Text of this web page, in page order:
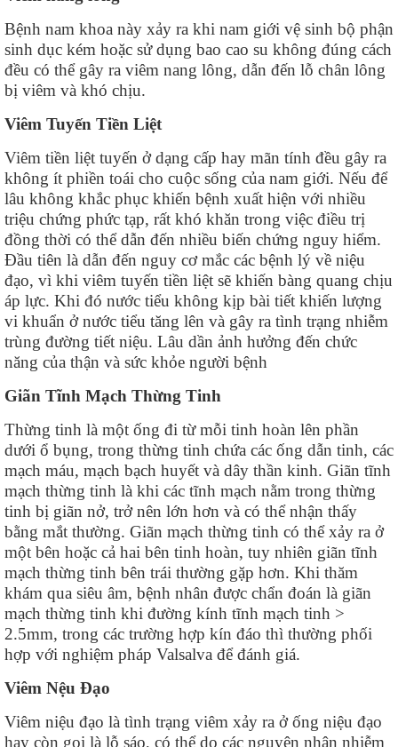
Bệnh nam khoa này xảy ra khi nam giới vệ sinh bộ phận
sinh dục kém hoặc sử dụng bao cao su không đúng cách
đều có thể gây ra viêm nang lông, dẫn đến lỗ chân lông
bị viêm và khó chịu.
Viêm Tuyến Tiền Liệt
Viêm tiền liệt tuyến ở dạng cấp hay mãn tính đều gây ra
không ít phiền toái cho cuộc sống của nam giới. Nếu để
lâu không khắc phục khiến bệnh xuất hiện với nhiều
triệu chứng phức tạp, rất khó khăn trong việc điều trị
đồng thời có thể dẫn đến nhiều biến chứng nguy hiểm.
Đầu tiên là dẫn đến nguy cơ mắc các bệnh lý về niệu
đạo, vì khi viêm tuyến tiền liệt sẽ khiến bàng quang chịu
áp lực. Khi đó nước tiểu không kịp bài tiết khiến lượng
vi khuẩn ở nước tiểu tăng lên và gây ra tình trạng nhiễm
trùng đường tiết niệu. Lâu dần ảnh hưởng đến chức
năng của thận và sức khỏe người bệnh
Giãn Tĩnh Mạch Thừng Tinh
Thừng tinh là một ống đi từ mỗi tinh hoàn lên phần
dưới ổ bụng, trong thừng tinh chứa các ống dẫn tinh, các
mạch máu, mạch bạch huyết và dây thần kinh. Giãn tĩnh
mạch thừng tinh là khi các tĩnh mạch nằm trong thừng
tinh bị giãn nở, trở nên lớn hơn và có thể nhận thấy
bằng mắt thường. Giãn mạch thừng tinh có thể xảy ra ở
một bên hoặc cả hai bên tinh hoàn, tuy nhiên giãn tĩnh
mạch thừng tinh bên trái thường gặp hơn. Khi thăm
khám qua siêu âm, bệnh nhân được chẩn đoán là giãn
mạch thừng tinh khi đường kính tĩnh mạch tinh >
2.5mm, trong các trường hợp kín đáo thì thường phối
hợp với nghiệm pháp Valsalva để đánh giá.
Viêm Nệu Đạo
Viêm niệu đạo là tình trạng viêm xảy ra ở ống niệu đạo
hay còn gọi là lỗ sáo, có thể do các nguyên nhân nhiễm